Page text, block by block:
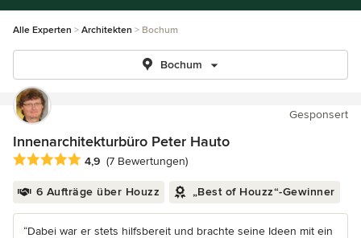
Alle Experten Architekten Bochum
Bochum
Gesponsert
Innenarchitekturbüro Peter Hauto
Durchschnittliche Bewertung: 4.9 von 5 Sternen
4,9 (7 Bewertungen)
6 Aufträge über Houzz „Best of Houzz“-Gewinner
“Dabei war er stets hilfsbereit und brachte seine Ideen mit ein